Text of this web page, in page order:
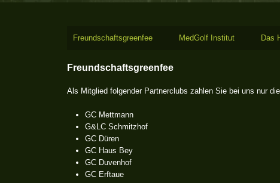
Freundschaftsgreenfee MedGolf Institut Das
Freundschaftsgreenfee
Als Mitglied folgender Partnerclubs zahlen Sie bei uns nur
GC Mettmann
G&LC Schmitzhof
GC Düren
GC Haus Bey
GC Duvenhof
GC Erftaue